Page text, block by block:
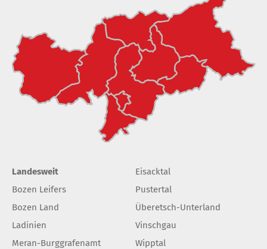
Landesweit
Bozen Leifers
Bozen Land
Ladinien
Meran-Burggrafenamt
Eisacktal
Pustertal
Überetsch-Unterland
Vinschgau
Wipptal